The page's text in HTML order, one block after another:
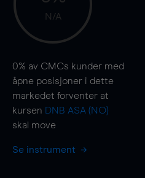
N/A
0% av CMCs kunder med
åpne posisjoner i dette
markedet forventer at
kursen DNB ASA (NO)
skal move
Se instrument